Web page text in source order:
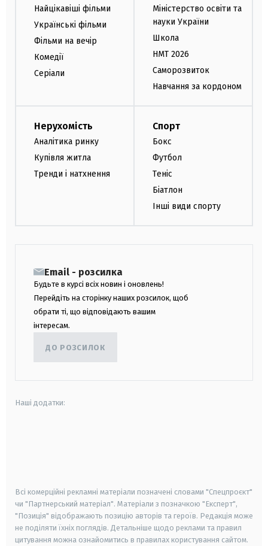
Найцікавіші фільми
Українські фільми
Фільми на вечір
Комедії
Серіали
Міністерство освіти та
науки України
Школа
НМТ 2026
Саморозвиток
Навчання за кордоном
Нерухомість
Аналітика ринку
Купівля житла
Тренди і натхнення
Спорт
Бокс
Футбол
Теніс
Біатлон
Інші види спорту
Email - розсилка
Будьте в курсі всіх новин і оновлень!
Перейдіть на сторінку наших розсилок, щоб
обрати ті, що відповідають вашим
інтересам.
ДО РОЗСИЛОК
Наші додатки:
Всі комерційні рекламні матеріали позначені словами "Спецпроєкт"
чи "Партнерський матеріал". Матеріали з позначкою "Експерт",
"Позиція" відображають позицію авторів та героїв. Редакція може
не поділяти їхніх поглядів. Детальніше щодо реклами та правил
цитування можна ознайомитись в правилах користування сайтом.